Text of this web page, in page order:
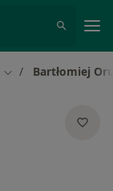
Zmień miasto
Bartłomiej